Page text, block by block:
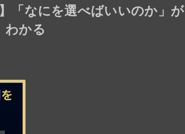
「なにを選べばいいのか」が
わかる